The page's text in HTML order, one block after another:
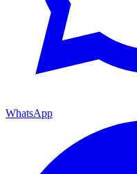
WhatsApp